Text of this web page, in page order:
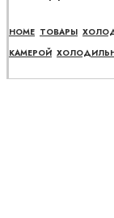
HOME ТОВАРЫ
КАМЕРОЙ